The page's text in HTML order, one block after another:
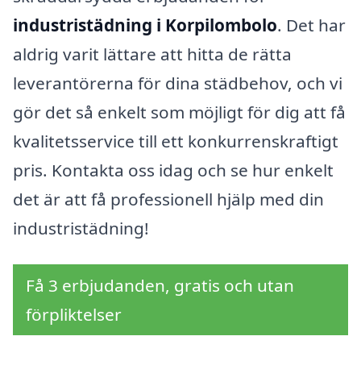
industristädning i Korpilombolo. Det har
aldrig varit lättare att hitta de rätta
leverantörerna för dina städbehov, och vi
gör det så enkelt som möjligt för dig att få
kvalitetsservice till ett konkurrenskraftigt
pris. Kontakta oss idag och se hur enkelt
det är att få professionell hjälp med din
industristädning!
Få 3 erbjudanden, gratis och utan
förpliktelser